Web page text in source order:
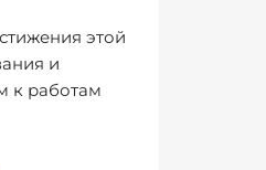
этой
и
к работам